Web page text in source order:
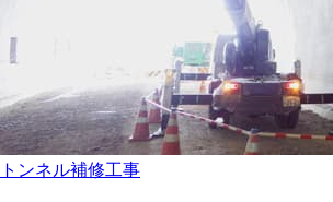
トンネル補修工事